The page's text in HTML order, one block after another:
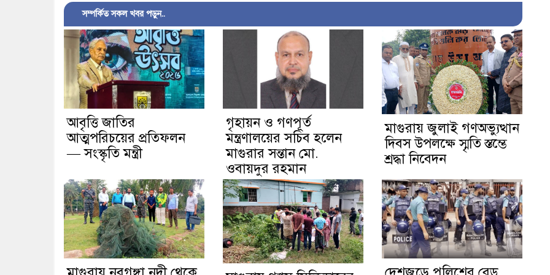
সম্পর্কিত সকল খবর পড়ুন..
আবৃত্তি জাতির
আত্মপরিচয়ের প্রতিফলন
— সংস্কৃতি মন্ত্রী
গৃহায়ন ও গণপূর্ত
মন্ত্রণালয়ের সচিব হলেন
মাগুরার সন্তান মো.
ওবায়দুর রহমান
মাগুরায় জুলাই গণঅভ্যুত্থান
দিবস উপলক্ষে স্মৃতি স্তম্ভে
শ্রদ্ধা নিবেদন